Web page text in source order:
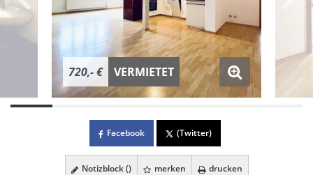
720,- € VERMIETET
Facebook (Twitter)
Notizblock () merken drucken